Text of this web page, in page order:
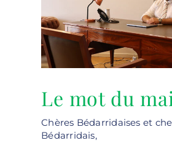
Le mot du
Chères Bédarridaises et
Bédarridais,